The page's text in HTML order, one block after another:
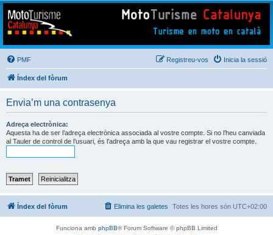
Mototurisme
Turisme en moto en català
PMF Inicia la sessió
Registreu-vos
Índex del fòrum
Envia’m una contrasenya
Adreça electrònica:
Aquesta ha de ser l’adreça electrònica associada al vostre compte. Si no l’heu canviada
al Tauler de control de l’usuari, és l’adreça amb la que vau registrar el vostre compte.
Índex del fòrum Totes les hores són UTC+02:00
Elimina les galetes
Funciona amb phpBB® Forum Software © phpBB Limited